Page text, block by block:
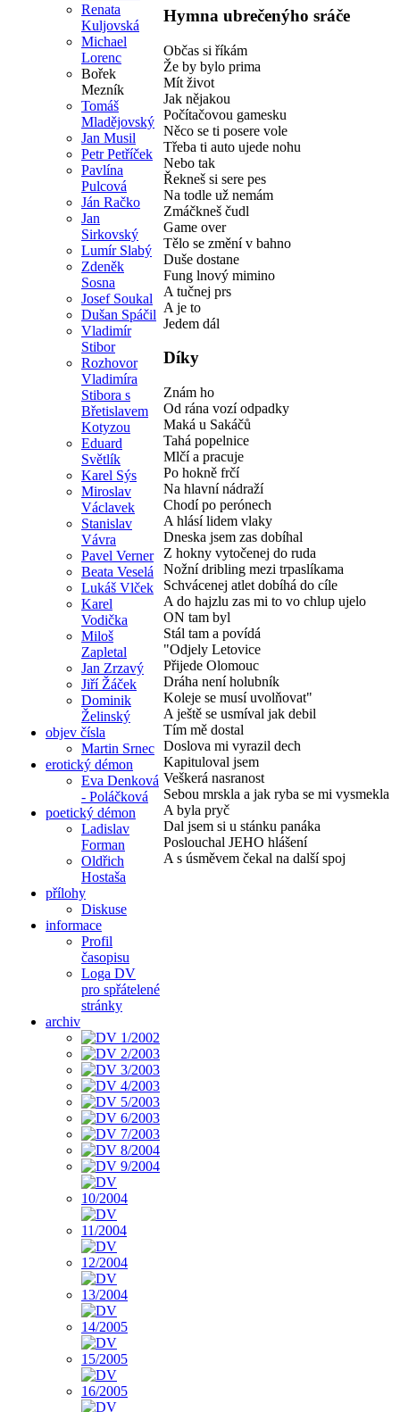
Renata
Kuljovská
Michael
Lorenc
Bořek
Mezník
Tomáš
Mladějovský
Jan Musil
Petr Petříček
Pavlína
Pulcová
Ján Račko
Jan
Sirkovský
Lumír Slabý
Zdeněk
Sosna
Josef Soukal
Dušan Spáčil
Vladimír
Stibor
Rozhovor
Vladimíra
Stibora s
Břetislavem
Kotyzou
Eduard
Světlík
Karel Sýs
Miroslav
Václavek
Stanislav
Vávra
Pavel Verner
Beata Veselá
Lukáš Vlček
Karel
Vodička
Miloš
Zapletal
Jan Zrzavý
Jiří Žáček
Dominik
Želinský
objev čísla
Martin Srnec
erotický démon
Eva Denková
- Poláčková
poetický démon
Ladislav
Forman
Oldřich
Hostaša
přílohy
Diskuse
informace
Profil
časopisu
Loga DV
pro spřátelené
stránky
archiv
Hymna ubrečenýho sráče
Občas si říkám
Že by bylo prima
Mít život
Jak nějakou
Počítačovou gamesku
Něco se ti posere vole
Třeba ti auto ujede nohu
Nebo tak
Řekneš si sere pes
Na todle už nemám
Zmáčkneš čudl
Game over
Tělo se změní v bahno
Duše dostane
Fung lnový mimino
A tučnej prs
A je to
Jedem dál
Díky
Znám ho
Od rána vozí odpadky
Maká u Sakáčů
Tahá popelnice
Mlčí a pracuje
Po hokně frčí
Na hlavní nádraží
Chodí po perónech
A hlásí lidem vlaky
Dneska jsem zas dobíhal
Z hokny vytočenej do ruda
Nožní dribling mezi trpaslíkama
Schvácenej atlet dobíhá do cíle
A do hajzlu zas mi to vo chlup ujelo
ON tam byl
Stál tam a povídá
"Odjely Letovice
Přijede Olomouc
Dráha není holubník
Koleje se musí uvolňovat"
A ještě se usmíval jak debil
Tím mě dostal
Doslova mi vyrazil dech
Kapituloval jsem
Veškerá nasranost
Sebou mrskla a jak ryba se mi vysmekla
A byla pryč
Dal jsem si u stánku panáka
Poslouchal JEHO hlášení
A s úsměvem čekal na další spoj